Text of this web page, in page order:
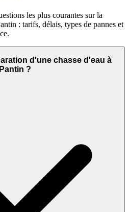
les plus courantes sur la
: tarifs, délais, types de pannes et
d'une chasse d'eau à
Pantin ?